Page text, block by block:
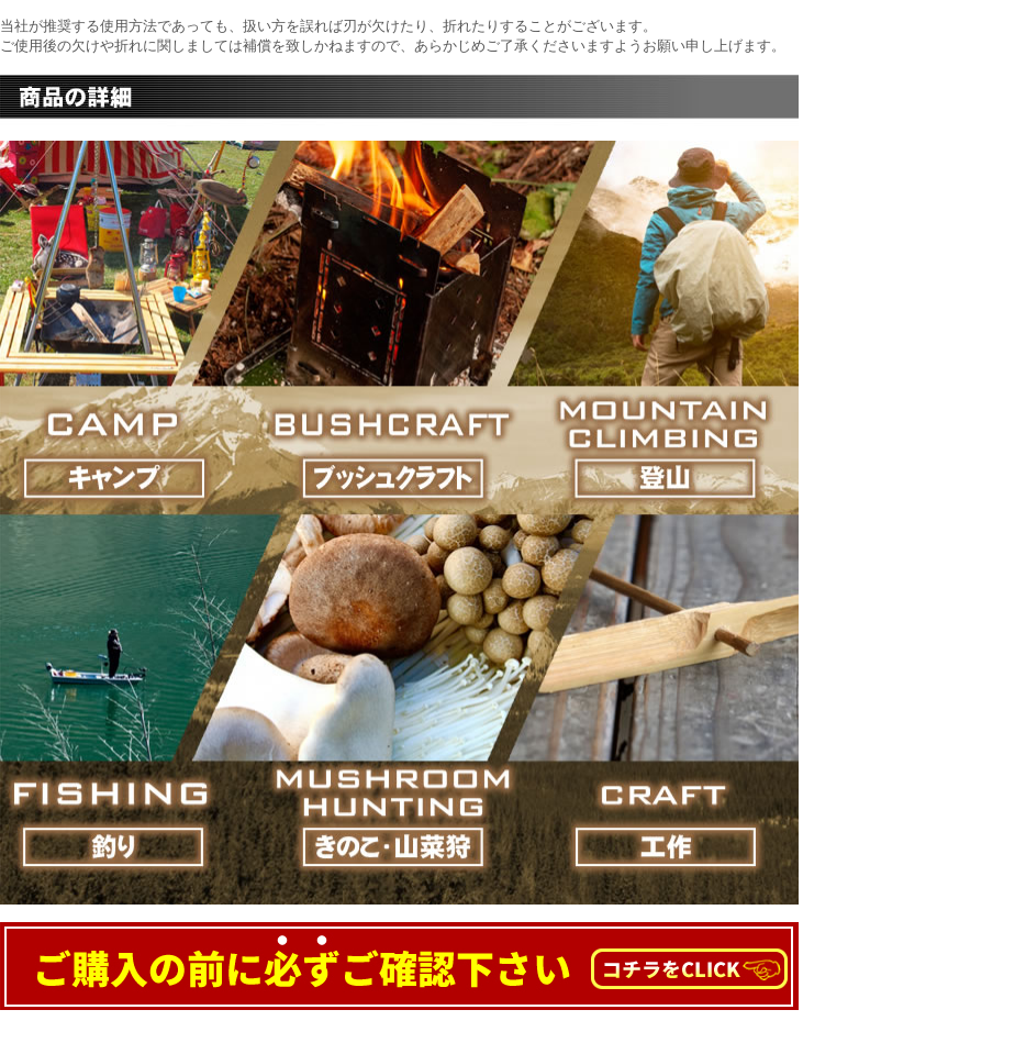
当社が推奨する使用方法であっても、扱い方を誤れば刃が欠けたり、折れたりすることがございます。
ご使用後の欠けや折れに関しましては補償を致しかねますので、あらかじめご了承くださいますようお願い申し上げます。